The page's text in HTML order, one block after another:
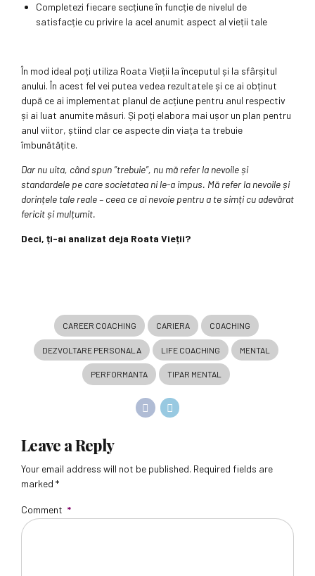
Completezi fiecare secțiune în funcție de nivelul de
satisfacție cu privire la acel anumit aspect al vieții tale
În mod ideal poți utiliza Roata Vieții la începutul și la sfârșitul
anului. În acest fel vei putea vedea rezultatele și ce ai obținut
după ce ai implementat planul de acțiune pentru anul respectiv
și ai luat anumite măsuri. Și poți elabora mai ușor un plan pentru
anul viitor, știind clar ce aspecte din viața ta trebuie
îmbunătățite.
Dar nu uita, când spun ”trebuie”, nu mă refer la nevoile și
standardele pe care societatea ni le-a impus. Mă refer la nevoile și
dorințele tale reale – ceea ce ai nevoie pentru a te simți cu adevărat
fericit și mulțumit.
Deci, ți-ai analizat deja Roata Vieții?
CAREER COACHING CARIERA COACHING
DEZVOLTARE PERSONALA LIFE COACHING MENTAL
PERFORMANTA TIPAR MENTAL
Leave a Reply
Your email address will not be published. Required fields are
marked *
Comment *